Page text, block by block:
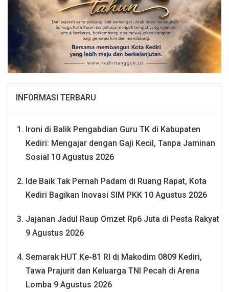
INFORMASI TERBARU
Ironi di Balik Pengabdian Guru TK di Kabupaten
Kediri: Mengajar dengan Gaji Kecil, Tanpa Jaminan
Sosial 10 Agustus 2026
Ide Baik Tak Pernah Padam di Ruang Rapat, Kota
Kediri Bagikan Inovasi SIM PKK 10 Agustus 2026
Jajanan Jadul Raup Omzet Rp6 Juta di Pesta Rakyat
9 Agustus 2026
Semarak HUT Ke-81 RI di Makodim 0809 Kediri,
Tawa Prajurit dan Keluarga TNI Pecah di Arena
Lomba 9 Agustus 2026